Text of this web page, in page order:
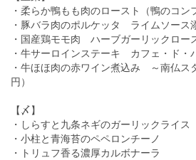
・柔らか鴨もも肉のロースト（鴨のコン
・豚バラ肉のポルケッタ ライムソース
・国産鶏モモ肉 ハーブガーリックロー
・牛サーロインステーキ カフェ・ド・
・牛ほほ肉の赤ワイン煮込み ～南仏ス
円）
【〆】
・しらすと九条ネギのガーリックライス
・小柱と青海苔のペペロンチーノ
・トリュフ香る濃厚カルボナーラ